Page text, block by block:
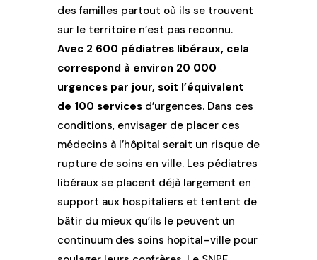
des familles partout où ils se trouvent
sur le territoire n’est pas reconnu.
Avec 2 600 pédiatres libéraux, cela
correspond à environ 20 000
urgences par jour, soit l’équivalent
de 100 servicesd’urgences. Dans ces
conditions, envisager de placer ces
médecins à l’hôpital serait un risque de
rupture de soins en ville. Les pédiatres
libéraux se placent déjà largement en
support aux hospitaliers et tentent de
bâtir du mieux qu’ils le peuvent un
continuum des soins hopital–ville pour